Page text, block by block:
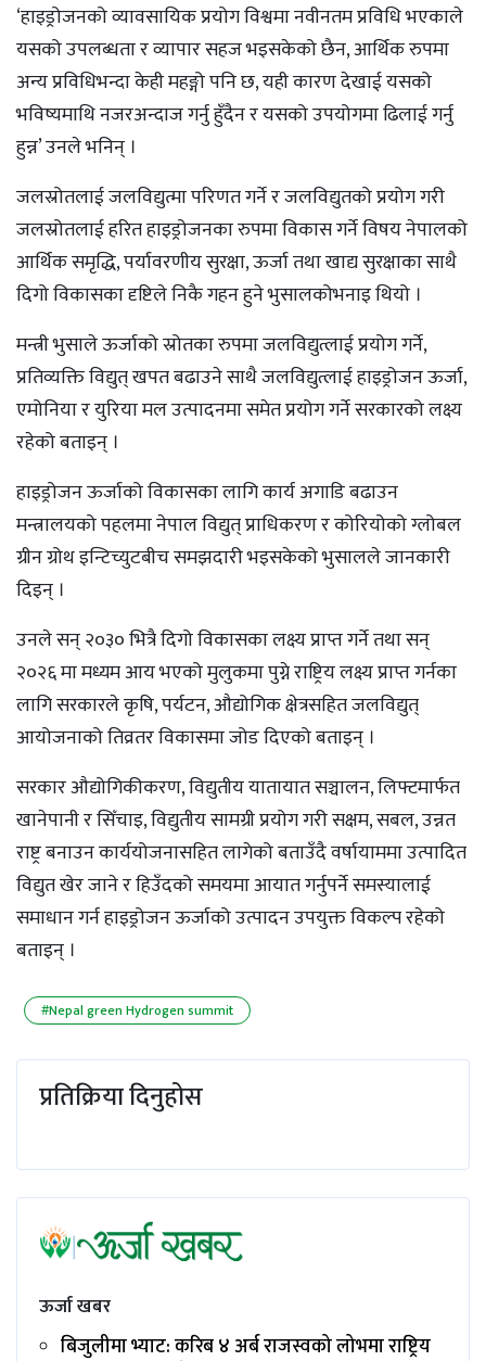
‘हाइड्रोजनको व्यावसायिक प्रयोग विश्वमा नवीनतम प्रविधि भएकाले
यसको उपलब्धता र व्यापार सहज भइसकेको छैन, आर्थिक रुपमा
अन्य प्रविधिभन्दा केही महङ्गो पनि छ, यही कारण देखाई यसको
भविष्यमाथि नजरअन्दाज गर्नु हुँदैन र यसको उपयोगमा ढिलाई गर्नु
हुन्न’ उनले भनिन् ।
जलस्रोतलाई जलविद्युत्मा परिणत गर्ने र जलविद्युतको प्रयोग गरी
जलस्रोतलाई हरित हाइड्रोजनका रुपमा विकास गर्ने विषय नेपालको
आर्थिक समृद्धि, पर्यावरणीय सुरक्षा, ऊर्जा तथा खाद्य सुरक्षाका साथै
दिगो विकासका दृष्टिले निकै गहन हुने भुसालकोभनाइ थियो ।
मन्त्री भुसाले ऊर्जाको स्रोतका रुपमा जलविद्युत्लाई प्रयोग गर्ने,
प्रतिव्यक्ति विद्युत् खपत बढाउने साथै जलविद्युत्लाई हाइड्रोजन ऊर्जा,
एमोनिया र युरिया मल उत्पादनमा समेत प्रयोग गर्ने सरकारको लक्ष्य
रहेको बताइन् ।
हाइड्रोजन ऊर्जाको विकासका लागि कार्य अगाडि बढाउन
मन्त्रालयको पहलमा नेपाल विद्युत् प्राधिकरण र कोरियोको ग्लोबल
ग्रीन ग्रोथ इन्टिच्युटबीच समझदारी भइसकेको भुसालले जानकारी
दिइन् ।
उनले सन् २०३० भित्रै दिगो विकासका लक्ष्य प्राप्त गर्ने तथा सन्
२०२६ मा मध्यम आय भएको मुलुकमा पुग्ने राष्ट्रिय लक्ष्य प्राप्त गर्नका
लागि सरकारले कृषि, पर्यटन, औद्योगिक क्षेत्रसहित जलविद्युत्
आयोजनाको तिव्रतर विकासमा जोड दिएको बताइन् ।
सरकार औद्योगिकीकरण, विद्युतीय यातायात सञ्चालन, लिफ्टमार्फत
खानेपानी र सिँचाइ, विद्युतीय सामग्री प्रयोग गरी सक्षम, सबल, उन्नत
राष्ट्र बनाउन कार्ययोजनासहित लागेको बताउँदै वर्षायाममा उत्पादित
विद्युत खेर जाने र हिउँदको समयमा आयात गर्नुपर्ने समस्यालाई
समाधान गर्न हाइड्रोजन ऊर्जाको उत्पादन उपयुक्त विकल्प रहेको
बताइन् ।
#Nepal green Hydrogen summit
प्रतिक्रिया दिनुहोस
ऊर्जा खबर
बिजुलीमा भ्याट: करिब ४ अर्ब राजस्वको लोभमा राष्ट्रिय